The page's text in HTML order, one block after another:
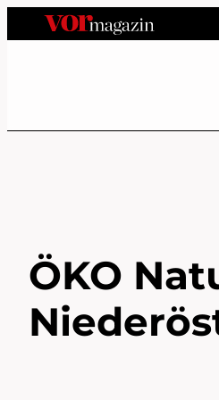
ÖKO